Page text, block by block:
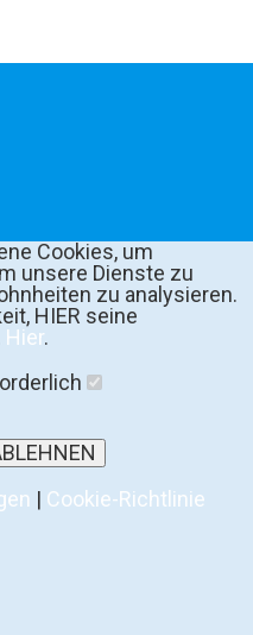
Cookies, um
unsere Dienste zu
zu analysieren.
HIER seine
Hier.
| Cookie-Richtlinie